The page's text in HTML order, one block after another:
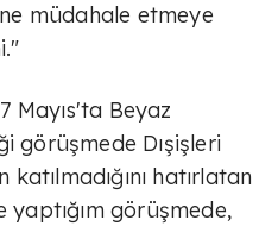
müdahale etmeye
Mayıs'ta Beyaz
görüşmede Dışişleri
hatırlatan
görüşmede,